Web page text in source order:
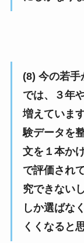
(8) 今の若
では、３年
増えていま
験データを
文を１本か
で評価され
究できない
しか選ばな
くくなると